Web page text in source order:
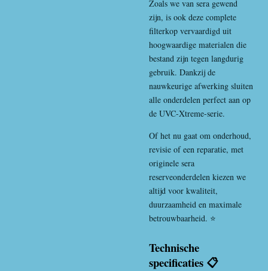
Zoals we van sera gewend
zijn, is ook deze complete
filterkop vervaardigd uit
hoogwaardige materialen die
bestand zijn tegen langdurig
gebruik. Dankzij de
nauwkeurige afwerking sluiten
alle onderdelen perfect aan op
de UVC-Xtreme-serie.
Of het nu gaat om onderhoud,
revisie of een reparatie, met
originele sera
reserveonderdelen kiezen we
altijd voor kwaliteit,
duurzaamheid en maximale
betrouwbaarheid. ⭐
Technische
specificaties 📋